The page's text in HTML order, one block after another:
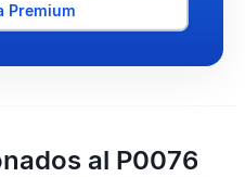
Premium
al P0076